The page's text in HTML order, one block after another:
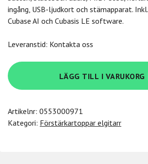
ingång, USB-ljudkort och stämapparat.
Cubase AI och Cubasis LE software.
Leveranstid: Kontakta oss
Yamaha
THR30II
Wireless
LÄGG TILL I VARUKORG
Artikelnr: 0553000971
Kategori: Förstärkartoppar elgitarr